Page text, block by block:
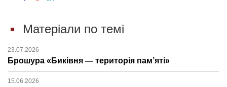
Матеріали по темі
23.07.2026
Брошура «Биківня — територія пам’яті»
15.06.2026